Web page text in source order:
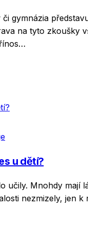
gymnázia
na tyto zkoušky
u dětí?
učily. Mnohdy mají
nezmizely, jen